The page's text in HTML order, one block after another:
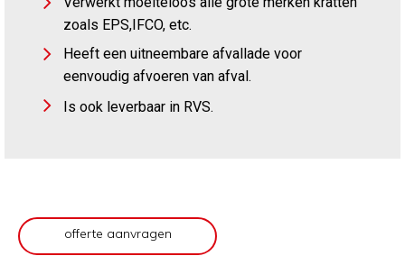
zoals EPS,IFCO, etc.
Heeft een uitneembare afvallade voor
eenvoudig afvoeren van afval.
Is ook leverbaar in RVS.
offerte aanvragen